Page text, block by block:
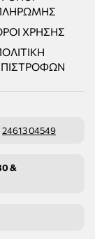
ΧΡΉΣΗΣ
24613 04549
&